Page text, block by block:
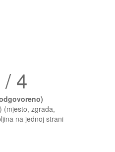
4
(mjesto, zgrada,
na jednoj strani